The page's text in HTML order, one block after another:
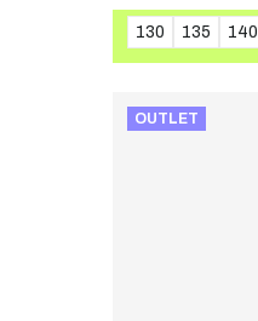
DETAIL
130 135 140
OUTLET